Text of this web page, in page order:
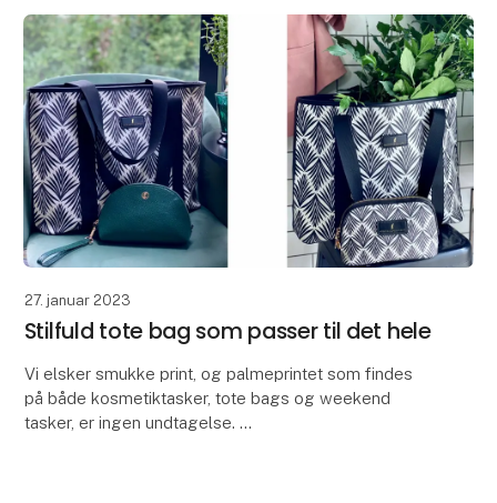
27. januar 2023
Stilfuld tote bag som passer til det hele
Vi elsker smukke print, og palmeprintet som findes
på både kosmetiktasker, tote bags og weekend
tasker, er ingen undtagelse.